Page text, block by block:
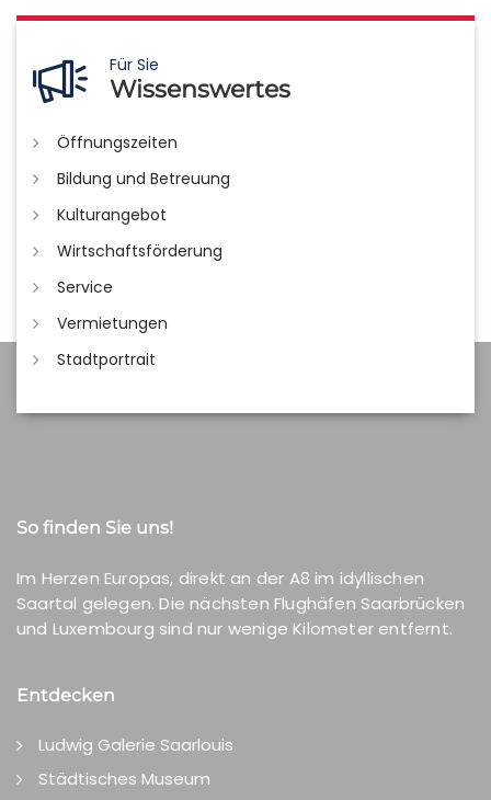
Für Sie
Wissenswertes
Öffnungszeiten
Bildung und Betreuung
Kulturangebot
Wirtschaftsförderung
Service
Vermietungen
Stadtportrait
So finden Sie uns!
Im Herzen Europas, direkt an der A8 im idyllischen
Saartal gelegen. Die nächsten Flughäfen Saarbrücken
und Luxembourg sind nur wenige Kilometer entfernt.
Entdecken
Ludwig Galerie Saarlouis
Städtisches Museum